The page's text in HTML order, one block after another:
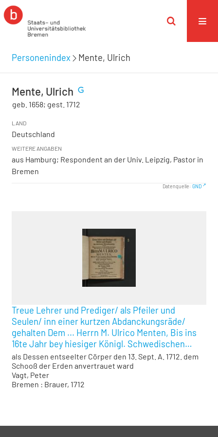
Personenindex Mente, Ulrich
Mente, Ulrich
geb. 1658; gest. 1712
LAND
Deutschland
WEITERE ANGABEN
aus Hamburg; Respondent an der Univ. Leipzig, Pastor in
Bremen
Datenquelle: GND
Treue Lehrer und Prediger/ als Pfeiler und
Seulen/ inn einer kurtzen Abdanckungsräde/
gehalten Dem ... Herrn M. Ulrico Menten, Bis ins
16te Jahr bey hiesiger Königl. Schwedischen
Haupt- und Dom-Kirchen St. Petri Treu-
gewesenen Pastori
als Dessen entseelter Cörper den 13. Sept. A. 1712. dem
Schooß der Erden anvertrauet ward
Vagt, Peter
Bremen : Brauer, 1712